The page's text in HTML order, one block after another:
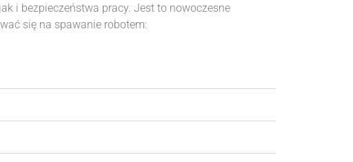
i bezpieczeństwa pracy. Jest to nowoczesne
się na spawanie robotem: